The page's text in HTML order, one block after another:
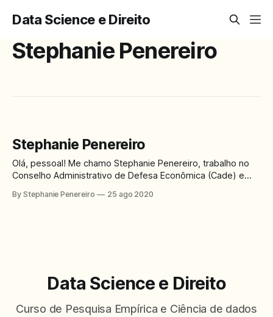
Data Science e Direito
Stephanie Penereiro
Stephanie Penereiro
Olá, pessoal! Me chamo Stephanie Penereiro, trabalho no
Conselho Administrativo de Defesa Econômica (Cade) e
graduada em direito pela USP. Meu projeto de pesquisa no
By Stephanie Penereiro 25 ago 2020
Data Science e Direito
Curso de Pesquisa Empírica e Ciência de dados